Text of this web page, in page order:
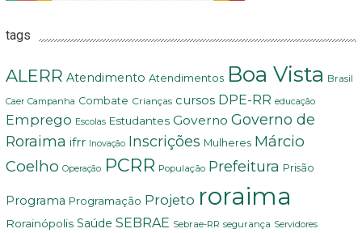
tags
ALERR Atendimento Atendimentos Boa Vista Brasil
Caer Campanha Combate Crianças cursos DPE-RR educação
Emprego Escolas Estudantes Governo Governo de
Roraima ifrr Inovação Inscrições Mulheres Márcio
Coelho Operação PCRR População Prefeitura Prisão
Programa Programação Projeto roraima
Rorainópolis Saúde SEBRAE Sebrae-RR segurança Servidores